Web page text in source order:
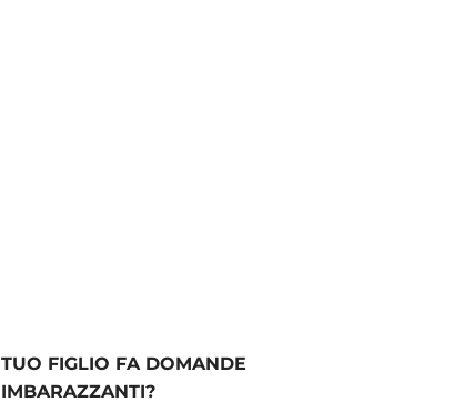
TUO FIGLIO FA DOMANDE
IMBARAZZANTI?